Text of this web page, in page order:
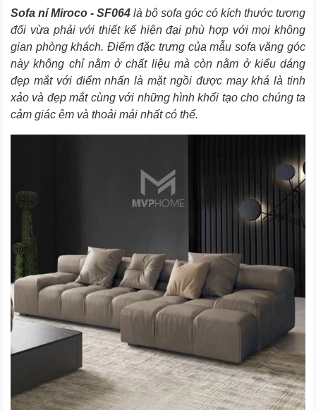
Sofa nỉ Miroco - SF064 là bộ sofa góc có kích thước tương
đối vừa phải với thiết kế hiện đại phù hợp với mọi không
gian phòng khách. Điểm đặc trưng của mẫu sofa văng góc
này không chỉ nằm ở chất liệu mà còn nằm ở kiểu dáng
đẹp mắt với điểm nhấn là mặt ngồi được may khá là tinh
xảo và đẹp mắt cùng với những hình khối tạo cho chúng ta
cảm giác êm và thoải mái nhất có thể.